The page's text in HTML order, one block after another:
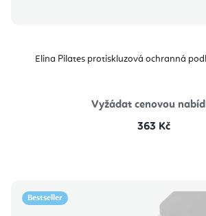
Elina Pilates protiskluzová ochranná
Vyžádat cenovou
363 Kč
Bestseller